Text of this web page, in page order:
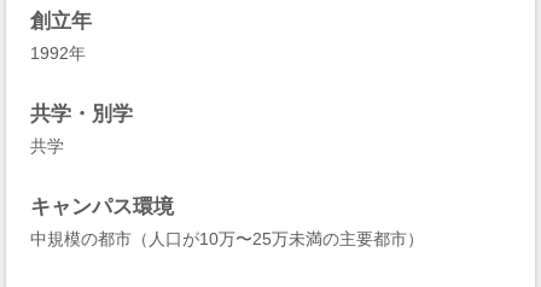
創立年
1992年
共学・別学
共学
キャンパス環境
中規模の都市（人口が10万〜25万未満の主要都市）